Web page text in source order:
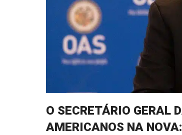
O SECRETÁRIO GERAL
AMERICANOS NA